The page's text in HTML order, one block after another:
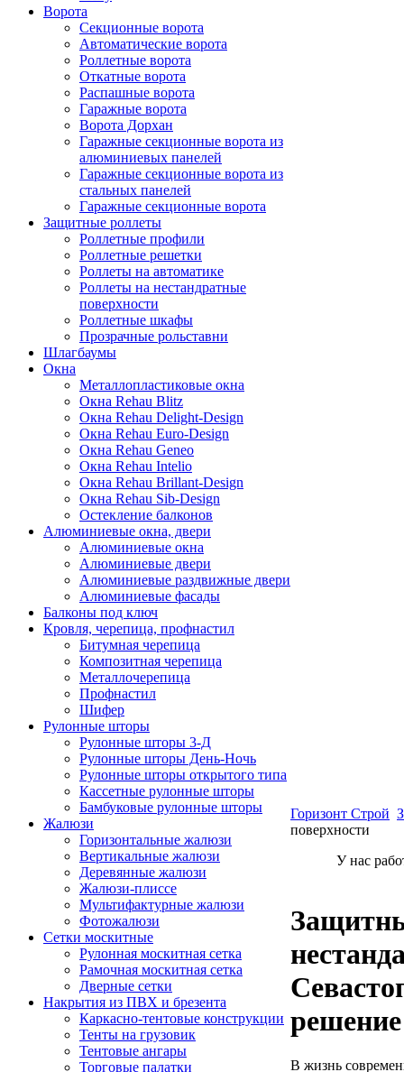
Ворота
Секционные ворота
Автоматические ворота
Роллетные ворота
Откатные ворота
Распашные ворота
Гаражные ворота
Ворота Дорхан
Гаражные секционные ворота из
алюминиевых панелей
Гаражные секционные ворота из
стальных панелей
Гаражные секционные ворота
Защитные роллеты
Роллетные профили
Роллетные решетки
Роллеты на автоматике
Роллеты на нестандратные
поверхности
Роллетные шкафы
Прозрачные рольставни
Шлагбаумы
Окна
Металлопластиковые окна
Окна Rehau Blitz
Окна Rehau Delight-Design
Окна Rehau Euro-Design
Окна Rehau Geneo
Окна Rehau Intelio
Окна Rehau Вrillant-Design
Окна Rehau Sib-Design
Остекление балконов
Алюминиевые окна, двери
Алюминиевые окна
Алюминиевые двери
Алюминиевые раздвижные двери
Алюминиевые фасады
Балконы под ключ
Кровля, черепица, профнастил
Битумная черепица
Композитная черепица
Металлочерепица
Профнастил
Шифер
Рулонные шторы
Рулонные шторы 3-Д
Рулонные шторы День-Ночь
Рулонные шторы открытого типа
Кассетные рулонные шторы
Бамбуковые рулонные шторы
Жалюзи
Горизонтальные жалюзи
Вертикальные жалюзи
Деревянные жалюзи
Жалюзи-плиссе
Мультифактурные жалюзи
Фотожалюзи
Сетки москитные
Рулонная москитная сетка
Рамочная москитная сетка
Дверные сетки
Накрытия из ПВХ и брезента
Каркасно-тентовые конструкции
Тенты на грузовик
Тентовые ангары
Торговые палатки
Горизонт Строй
поверхности
У нас
В жизнь